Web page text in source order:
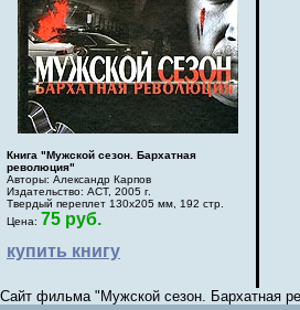
Книга "Мужской сезон. Бархатная
революция"
Авторы: Александр Карпов
Издательство: АСТ, 2005 г.
Твердый переплет 130х205 мм, 192 стр.
Цена: 75 руб.
купить книгу
Сайт фильма "Мужской сезон. Бархатная